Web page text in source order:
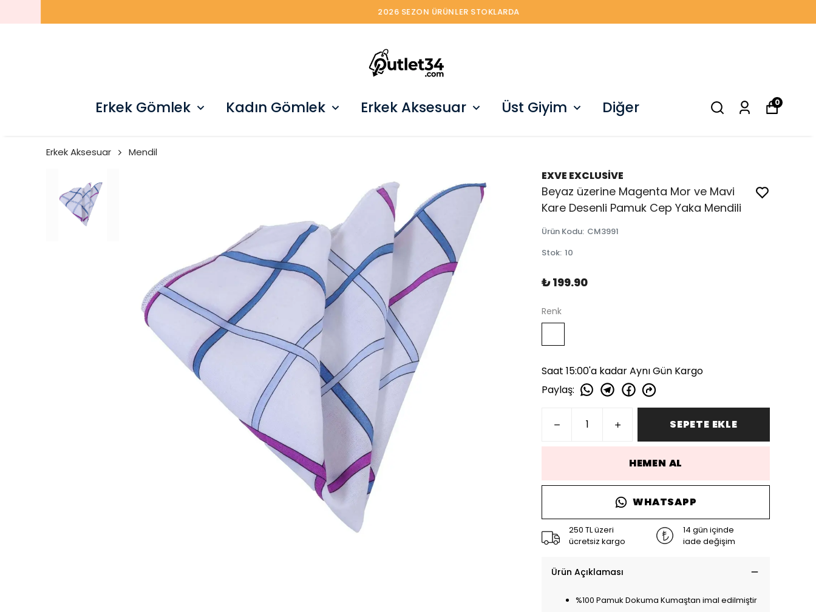
2026 SEZON ÜRÜNLER STOKLARDA
Erkek Gömlek Kadın Gömlek Erkek Aksesuar Üst Giyim Diğer 0
Erkek Aksesuar Mendil
EXVE EXCLUSİVE
Beyaz üzerine Magenta Mor ve Mavi
Kare Desenli Pamuk Cep Yaka Mendili
Ürün Kodu: CM3991
Stok: 10
₺ 199.90
Renk
Saat 15:00'a kadar Aynı Gün Kargo
Paylaş:
SEPETE EKLE
HEMEN AL
WHATSAPP
250 TL üzeri
ücretsiz kargo
14 gün içinde
iade değişim
Ürün Açıklaması
%100 Pamuk Dokuma Kumaştan imal edilmiştir